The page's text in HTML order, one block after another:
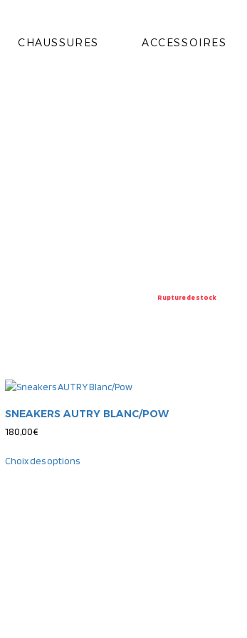
CHAUSSURES ACCESSOIRES
Rupture de stock
SNEAKERS AUTRY BLANC/POW
180,00€
Choix des options